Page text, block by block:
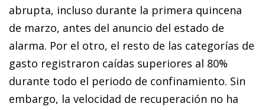
abrupta, incluso durante la primera quincena
de marzo, antes del anuncio del estado de
alarma. Por el otro, el resto de las categorías de
gasto registraron caídas superiores al 80%
durante todo el periodo de confinamiento. Sin
embargo, la velocidad de recuperación no ha